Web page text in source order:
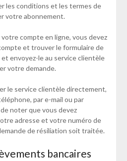
les conditions et les termes de
votre abonnement.
compte en ligne, vous devez
et trouver le formulaire de
envoyez-le au service clientèle
votre demande.
le service clientèle directement,
par e-mail ou par
noter que vous devez
adresse et votre numéro de
de résiliation soit traitée.
bancaires